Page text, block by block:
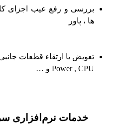
بررسی و رفع عیب اجزای
ها ، پاور
Power , CPU و …
خدمات نرم‌افزاری